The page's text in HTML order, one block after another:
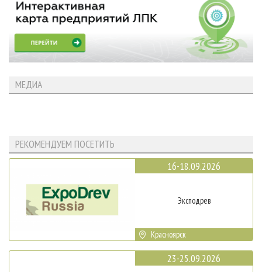
МЕДИА
РЕКОМЕНДУЕМ ПОСЕТИТЬ
16-18.09.2026
Эксподрев
Красноярск
23-25.09.2026